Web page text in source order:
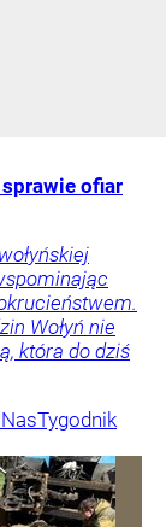
ofiar
Wołyń nie
która do dziś
Tygodnik